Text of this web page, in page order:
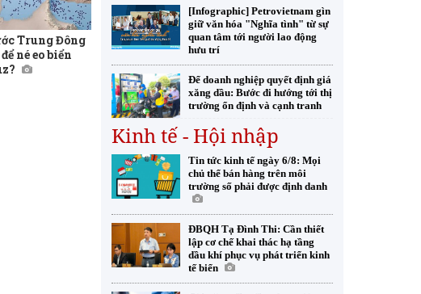
Trung Đông
né eo biển
[Infographic] Petrovietnam gìn
giữ văn hóa "Nghĩa tình" từ sự
quan tâm tới người lao động
Để doanh nghiệp quyết định giá
xăng dầu: Bước đi hướng tới thị
trường ổn định và cạnh tranh
Kinh tế - Hội nhập
Tin tức kinh tế ngày 6/8: Mọi
chủ thể bán hàng trên môi
trường số phải được định danh
ĐBQH Tạ Đình Thi: Cần thiết
lập cơ chế khai thác hạ tầng
dầu khí phục vụ phát triển kinh